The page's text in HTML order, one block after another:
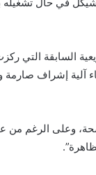
السابقة التي
إشراف صارمة
وعلى الرغم من